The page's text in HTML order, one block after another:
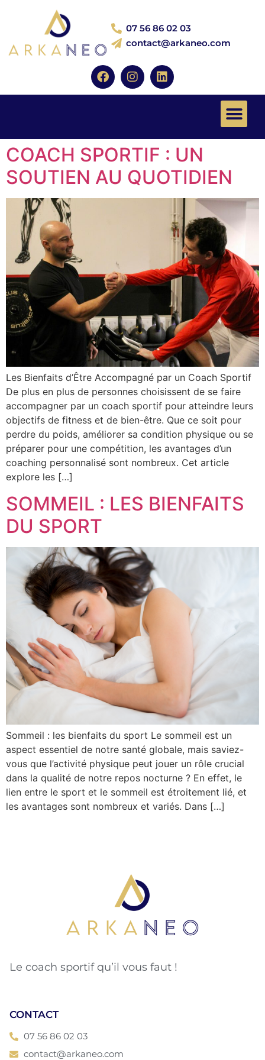
07 56 86 02 03
contact@arkaneo.com
COACH SPORTIF : UN
SOUTIEN AU QUOTIDIEN
Les Bienfaits d’Être Accompagné par un Coach Sportif
De plus en plus de personnes choisissent de se faire
accompagner par un coach sportif pour atteindre leurs
objectifs de fitness et de bien-être. Que ce soit pour
perdre du poids, améliorer sa condition physique ou se
préparer pour une compétition, les avantages d’un
coaching personnalisé sont nombreux. Cet article
explore les […]
SOMMEIL : LES BIENFAITS
DU SPORT
Sommeil : les bienfaits du sport Le sommeil est un
aspect essentiel de notre santé globale, mais saviez-
vous que l’activité physique peut jouer un rôle crucial
dans la qualité de notre repos nocturne ? En effet, le
lien entre le sport et le sommeil est étroitement lié, et
les avantages sont nombreux et variés. Dans […]
Le coach sportif qu’il vous faut !
CONTACT
07 56 86 02 03
contact@arkaneo.com